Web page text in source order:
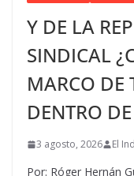
Y DE LA
SINDICAL
MARCO DE
DENTRO
3 agosto, 2026 El
Por: Róger Hernán